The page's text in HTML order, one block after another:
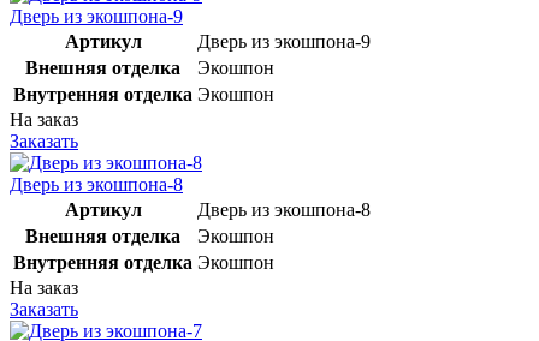
Дверь из экошпона-9
Артикул
Дверь из экошпона-9
Внешняя отделка
Экошпон
Внутренняя отделка Экошпон
На заказ
Заказать
Дверь из экошпона-8
Артикул
Дверь из экошпона-8
Внешняя отделка
Экошпон
Внутренняя отделка Экошпон
На заказ
Заказать